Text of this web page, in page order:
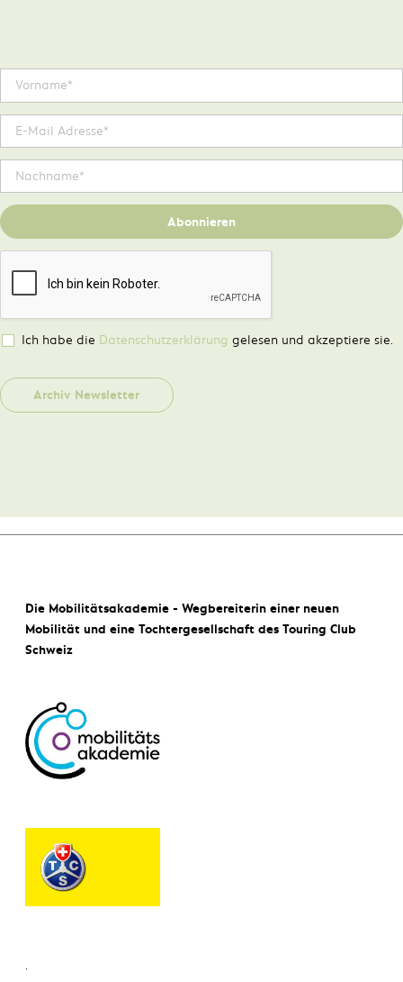
Abonnieren
Ich habe die Datenschutzerklärung gelesen und akzeptiere sie.
Archiv Newsletter
Die Mobilitätsakademie - Wegbereiterin einer neuen
Mobilität und eine Tochtergesellschaft des Touring Club
Schweiz
.